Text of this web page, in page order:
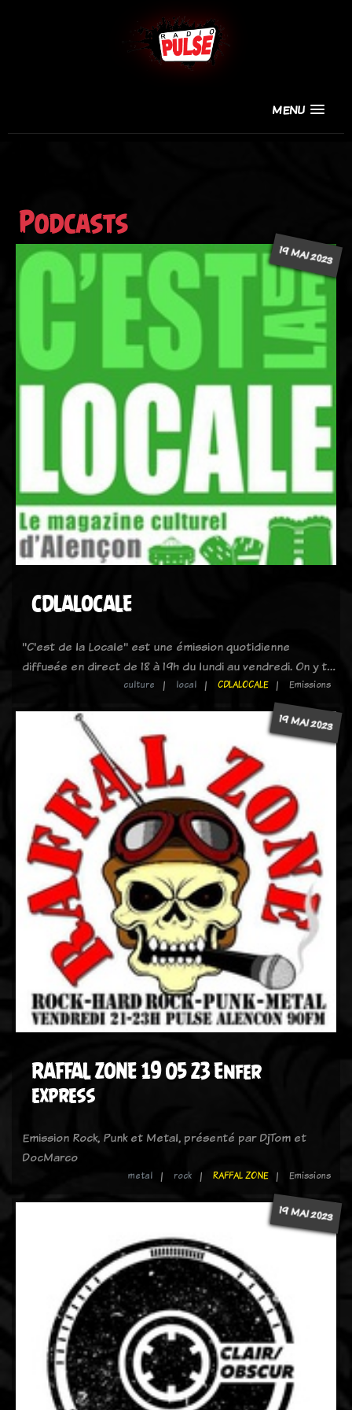
MENU
Podcasts
19 MAI 2023
CDLALOCALE
"C'est de la Locale" est une émission quotidienne
diffusée en direct de 18 à 19h du lundi au vendredi. On y t…
culture local CDLALOCALE Emissions
19 MAI 2023
RAFFAL ZONE 19 05 23 Enfer
express
Emission Rock, Punk et Metal, présenté par DjTom et
DocMarco
metal rock RAFFAL ZONE Emissions
19 MAI 2023